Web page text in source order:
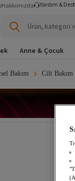
Hakkımızda Yardım &
Ürün, kategori
Anne & Çocuk
Bakım Cilt Bakım